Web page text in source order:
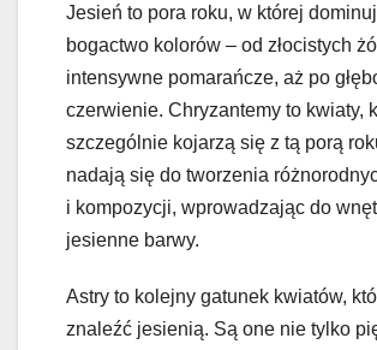
Jesień to pora roku, w której
bogactwo kolorów – od złocistych
intensywne pomarańcze, aż po
czerwienie. Chryzantemy to kwiaty,
szczególnie kojarzą się z tą porą
nadają się do tworzenia
i kompozycji, wprowadzając do
jesienne barwy.
Astry to kolejny gatunek kwiatów,
znaleźć jesienią. Są one nie tylko